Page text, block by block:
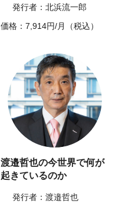
発行者：北浜流一郎
価格：7,914円/月（税込）
渡邉哲也の今世界で何が
起きているのか
発行者：渡邉哲也